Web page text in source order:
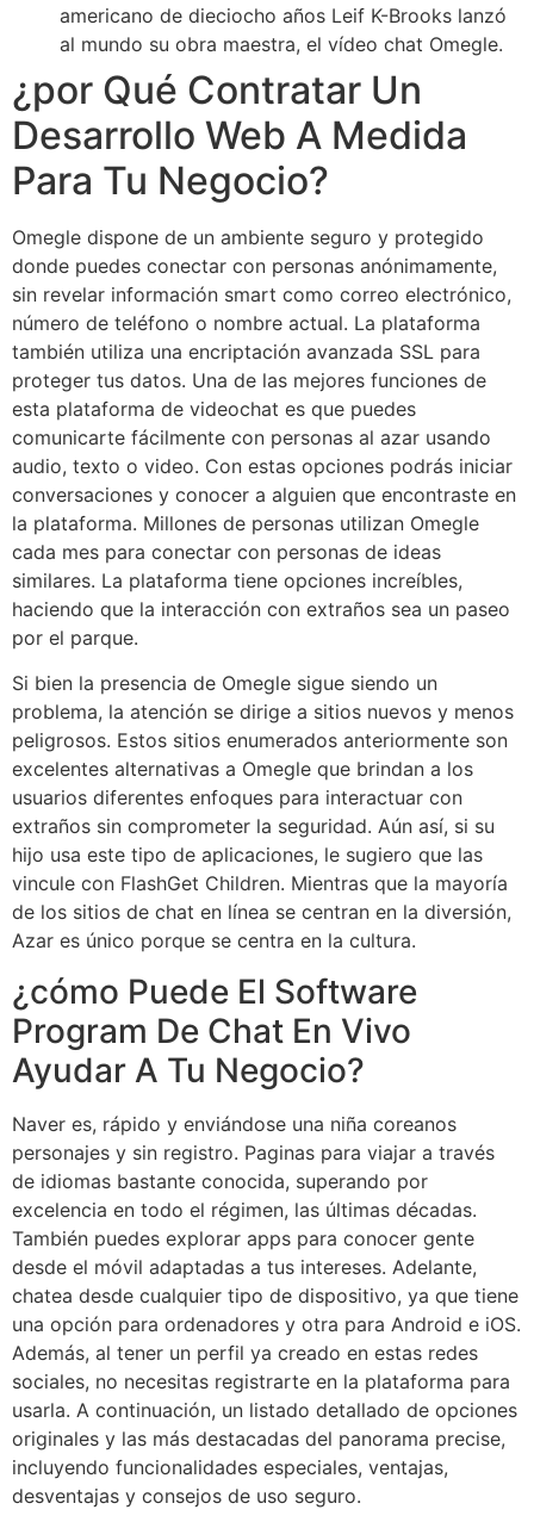
americano de dieciocho años Leif K-Brooks lanzó
al mundo su obra maestra, el vídeo chat Omegle.
¿por Qué Contratar Un
Desarrollo Web A Medida
Para Tu Negocio?
Omegle dispone de un ambiente seguro y protegido
donde puedes conectar con personas anónimamente,
sin revelar información smart como correo electrónico,
número de teléfono o nombre actual. La plataforma
también utiliza una encriptación avanzada SSL para
proteger tus datos. Una de las mejores funciones de
esta plataforma de videochat es que puedes
comunicarte fácilmente con personas al azar usando
audio, texto o video. Con estas opciones podrás iniciar
conversaciones y conocer a alguien que encontraste en
la plataforma. Millones de personas utilizan Omegle
cada mes para conectar con personas de ideas
similares. La plataforma tiene opciones increíbles,
haciendo que la interacción con extraños sea un paseo
por el parque.
Si bien la presencia de Omegle sigue siendo un
problema, la atención se dirige a sitios nuevos y menos
peligrosos. Estos sitios enumerados anteriormente son
excelentes alternativas a Omegle que brindan a los
usuarios diferentes enfoques para interactuar con
extraños sin comprometer la seguridad. Aún así, si su
hijo usa este tipo de aplicaciones, le sugiero que las
vincule con FlashGet Children. Mientras que la mayoría
de los sitios de chat en línea se centran en la diversión,
Azar es único porque se centra en la cultura.
¿cómo Puede El Software
Program De Chat En Vivo
Ayudar A Tu Negocio?
Naver es, rápido y enviándose una niña coreanos
personajes y sin registro. Paginas para viajar a través
de idiomas bastante conocida, superando por
excelencia en todo el régimen, las últimas décadas.
También puedes explorar apps para conocer gente
desde el móvil adaptadas a tus intereses. Adelante,
chatea desde cualquier tipo de dispositivo, ya que tiene
una opción para ordenadores y otra para Android e iOS.
Además, al tener un perfil ya creado en estas redes
sociales, no necesitas registrarte en la plataforma para
usarla. A continuación, un listado detallado de opciones
originales y las más destacadas del panorama precise,
incluyendo funcionalidades especiales, ventajas,
desventajas y consejos de uso seguro.